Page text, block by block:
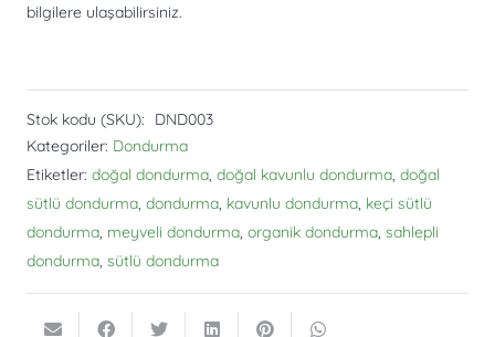
bilgilere ulaşabilirsiniz.
Stok kodu (SKU):
DND003
Kategoriler: Dondurma
Etiketler: doğal dondurma, doğal kavunlu dondurma, doğal
sütlü dondurma, dondurma, kavunlu dondurma, keçi sütlü
dondurma, meyveli dondurma, organik dondurma, sahlepli
dondurma, sütlü dondurma